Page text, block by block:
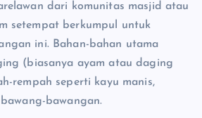
dari komunitas masjid atau
setempat berkumpul untuk
ini. Bahan-bahan utama
(biasanya ayam atau daging
rempah seperti kayu manis,
bawangan.